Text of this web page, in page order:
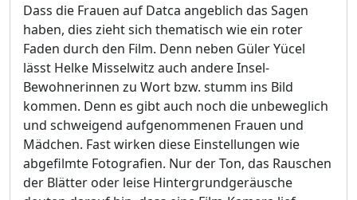
Dass die Frauen auf Datca angeblich das Sagen
haben, dies zieht sich thematisch wie ein roter
Faden durch den Film. Denn neben Güler Yücel
lässt Helke Misselwitz auch andere Insel-
Bewohnerinnen zu Wort bzw. stumm ins Bild
kommen. Denn es gibt auch noch die unbeweglich
und schweigend aufgenommenen Frauen und
Mädchen. Fast wirken diese Einstellungen wie
abgefilmte Fotografien. Nur der Ton, das Rauschen
der Blätter oder leise Hintergrundgeräusche